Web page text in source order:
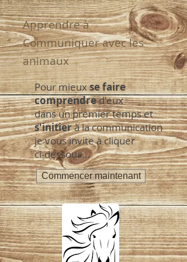
Apprendre à
Communiquer avec les
animaux
Pour mieuxse faire
comprendred'eux
dans un premier temps et
s'initierà la communication
je vous invite à cliquer
ci-dessous...
Commencer maintenant